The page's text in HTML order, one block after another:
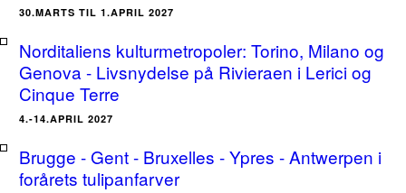
30.MARTS TIL 1.APRIL 2027
Norditaliens kulturmetropoler: Torino, Milano og
Genova - Livsnydelse på Rivieraen i Lerici og
Cinque Terre
4.-14.APRIL 2027
Brugge - Gent - Bruxelles - Ypres - Antwerpen i
forårets tulipanfarver